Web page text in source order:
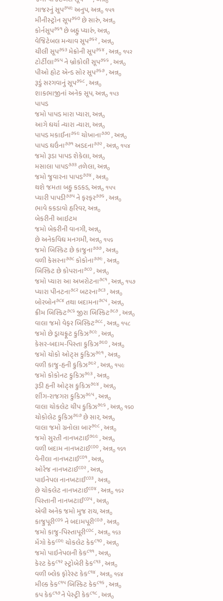
ગાજરનું સૂપ૭૫૯ અનુપ, અન્ન૦ ૧૫૧
મીનીસ્ટ્રોન સૂપ૭૬૦ છે સારું, અન્ન૦
કોર્નસૂપ૭૬૧ છે બહુ પ્યારું, અન્ન૦
વેજિટેબલ મન્ચાવ સૂપ૭૬૨ , અન્ન૦
ચીલી સૂપ૭૬૩ મેક્રોની સૂપ૭૬૪ , અન્ન૦ ૧૫૨
ટોર્ટીલા૭૬૫ ને બ્રોકોલી સૂપ૭૬૬ , અન્ન૦
પીઓહોટ એન્ડ સોર સૂપ૭૬૭ , અન્ન૦
રૂડુંસરગવાનું સૂપ૭૬૮ , અન્ન૦
શાકભાજીનાં અનેક સૂપ, અન્ન૦ ૧૫૩
પાપડ
જમો પાપડ મારા પ્યારા, અન્ન૦
આગે ધર્યા ન્યારા ન્યારા, અન્ન૦
પાપડ મકાઈના૭૬૯ ચોખાના૭૭૦ , અન્ન૦
પાપડ ઘઉંના૭૭૧ અડદના૭૭૨ , અન્ન૦ ૧૫૪
જમો રૂડા પાપડ શેકેલા, અન્ન૦
મસાલા પાપડ૭૭૩ તળેલા, અન્ન૦
જમોજુવારના પાપડ૭૭૪ , અન્ન૦
થશે જમતા બહુ કડકડ, અન્ન૦ ૧૫૫
પ્યારીપાપડી૭૭૫ ને ફરફર૭૭૬ , અન્ન૦
ભાવે કકડાવો હરિવર, અન્ન૦
બેકરીની આઇટમ
જમો બેકરીની વાનગી, અન્ન૦
છે અનેકવિધ મનગમી, અન્ન૦ ૧૫૬
જમો બિસ્કિટ છે કાજુના૭૭૭ , અન્ન૦
વળી કેસરના૭૭૮ કોકોના૭૭૯ , અન્ન૦
બિસ્કિટ છે કોપરાના૭૮૦ , અન્ન૦
જમો પ્યારા આઅખરોટના૭૮૧ , અન્ન૦ ૧૫૭
પ્યારાપીનટના૭૮૨ બટરના૭૮૩ , અન્ન૦
બોરબોન૭૮૪ તથા બદામના૭૮૫ , અન્ન૦
ક્રીમ બિસ્કિટ૭૮૬ જીરા બિસ્કિટ૭૮૭ , અન્ન૦
વાલા જમોવેફર બિસ્કિટ૭૮૮ , અન્ન૦ ૧૫૮
જમો છેડ્રાયફ્રૂટ કુકિઝ૭૮૯ , અન્ન૦
કેસર-બદામ-પિસ્તા કુકિઝ૭૯૦ , અન્ન૦
જમોચોકો ઓટ્સ કુકિઝ૭૯૧ , અન્ન૦
વળી કાજુ-હની કુકિઝ૭૯૨ , અન્ન૦ ૧૫૯
જમો કોકોનટ કુકિઝ૭૯૩ , અન્ન૦
રૂડીહની ઓટ્સ કુકિઝ૭૯૪ , અન્ન૦
શીંગ-રાજગરા કુકિઝ૭૯૫ , અન્ન૦
વાલાચોકલેટ ચીપ કુકિઝ૭૯૬ , અન્ન૦ ૧૬૦
ચોકોલેટ કુકિઝ૭૯૭ છે સાર, અન્ન૦
વાલા જમોગ્રનોલા બાર૭૯૮ , અન્ન૦
જમોસુરતી નાનખટાઈ૭૯૯ , અન્ન૦
વળી બદામ નાનખટાઈ૮૦૦ , અન્ન૦ ૧૬૧
વેનીલા નાનખટાઈ૮૦૧ , અન્ન૦
ઓરેંજ નાનખટાઈ૮૦૨ , અન્ન૦
પાઇનેપલ નાનખટાઈ૮૦૩ , અન્ન૦
છેચોકલેટ નાનખટાઈ૮૦૪ , અન્ન૦ ૧૬૨
પિસ્તાની નાનખટાઈ૮૦૫ , અન્ન૦
એવી અનેક જમો મુજ રાય, અન્ન૦
કાજુપૂરી૮૦૬ ને બદામપૂરી૮૦૭ , અન્ન૦
જમો કાજુ-પિસ્તાપૂરી૮૦૮ , અન્ન૦ ૧૬૩
મેંગો કેક૮૦૯ ચોકલેટ કેક૮૧૦ , અન્ન૦
જમોપાઇનેપલની કેક૮૧૧ , અન્ન૦
કેરટ કેક૮૧૨ સ્ટ્રોબેરી કેક૮૧૩ , અન્ન૦
વળી બ્લેક ફોરેસ્ટ કેક૮૧૪ , અન્ન૦ ૧૬૪
મીલ્ક કેક૮૧૫ બિસ્કિટ કેક૮૧૬ , અન્ન૦
કપ કેક૮૧૭નેપેસ્ટ્રી કેક૮૧૮ , અન્ન૦